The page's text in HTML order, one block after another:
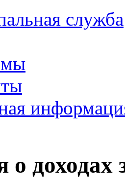
служба
о доходах